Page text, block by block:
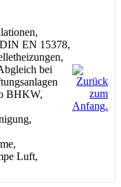
,
EN 15378,
,
bei
BHKW,
,
,
Luft,